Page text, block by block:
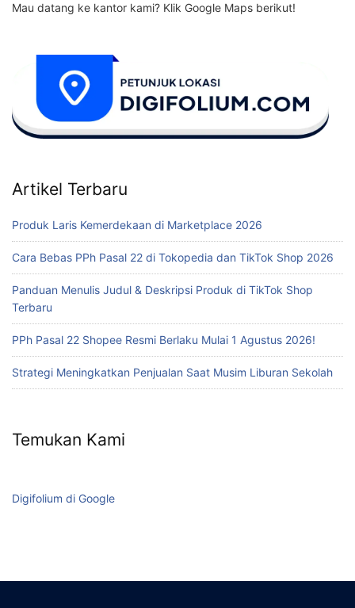
Mau datang ke kantor kami? Klik Google Maps berikut!
Artikel Terbaru
Produk Laris Kemerdekaan di Marketplace 2026
Cara Bebas PPh Pasal 22 di Tokopedia dan TikTok Shop 2026
Panduan Menulis Judul & Deskripsi Produk di TikTok Shop
Terbaru
PPh Pasal 22 Shopee Resmi Berlaku Mulai 1 Agustus 2026!
Strategi Meningkatkan Penjualan Saat Musim Liburan Sekolah
Temukan Kami
Digifolium di Google